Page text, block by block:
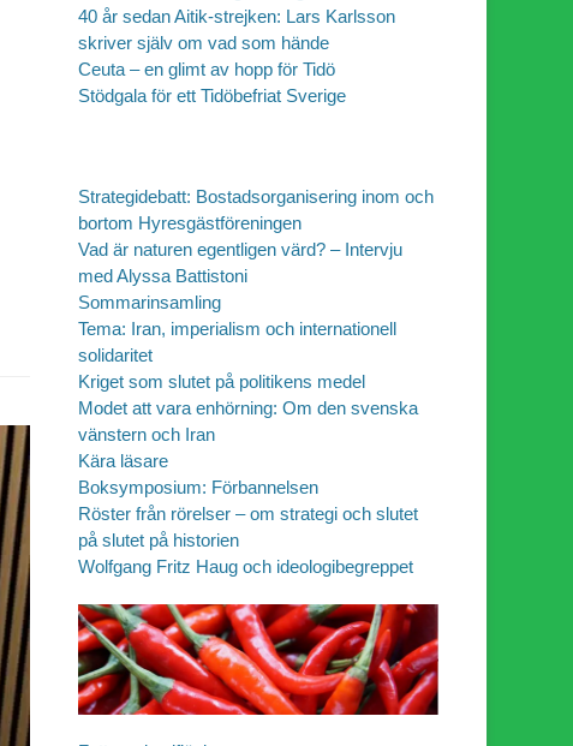
40 år sedan Aitik-strejken: Lars Karlsson
skriver själv om vad som hände
Ceuta – en glimt av hopp för Tidö
Stödgala för ett Tidöbefriat Sverige
Strategidebatt: Bostadsorganisering inom och
bortom Hyresgästföreningen
Vad är naturen egentligen värd? – Intervju
med Alyssa Battistoni
Sommarinsamling
Tema: Iran, imperialism och internationell
solidaritet
Kriget som slutet på politikens medel
Modet att vara enhörning: Om den svenska
vänstern och Iran
Kära läsare
Boksymposium: Förbannelsen
Röster från rörelser – om strategi och slutet
på slutet på historien
Wolfgang Fritz Haug och ideologibegreppet